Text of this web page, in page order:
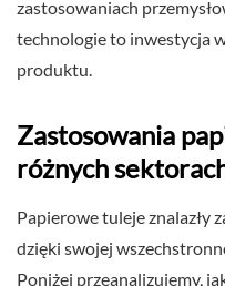
zastosowaniach
technologie to inwestycja
produktu.
Zastosowania
różnych
Papierowe tuleje znalazły
dzięki swojej
Poniżej przeanalizujemy,